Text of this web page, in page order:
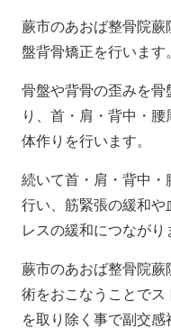
蕨市のあおば整骨院蕨
盤背骨矯正を行います
骨盤や背骨の歪みを骨
り、首・肩・背中・
体作りを行います。
続いて首・肩・背中・
行い、筋緊張の緩和や
レスの緩和につながり
蕨市のあおば整骨院
術をおこなうことで
を取り除く事で副交